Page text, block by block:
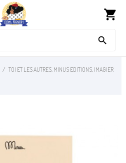
shopping_cart

TOI ET LES AUTRES, MINUS EDITIONS, IMAGIER